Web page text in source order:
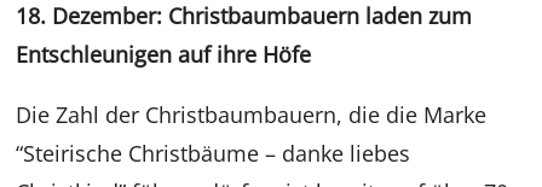
18. Dezember: Christbaumbauern laden zum
Entschleunigen auf ihre Höfe
Die Zahl der Christbaumbauern, die die Marke
“Steirische Christbäume – danke liebes